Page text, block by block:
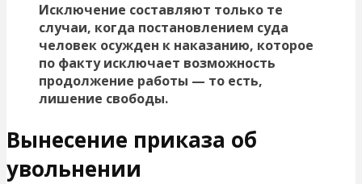
Исключение составляют только те
случаи, когда постановлением суда
человек осужден к наказанию, которое
по факту исключает возможность
продолжение работы — то есть,
лишение свободы.
Вынесение приказа об
увольнении